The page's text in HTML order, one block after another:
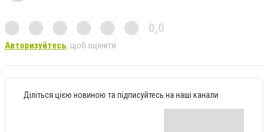
0,0
Авторизуйтесь, щоб оцінити
Діліться цією новиною та підписуйтесь на наші канали